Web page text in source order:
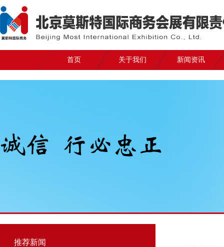
首页 关于我们 新闻资讯
推荐新闻